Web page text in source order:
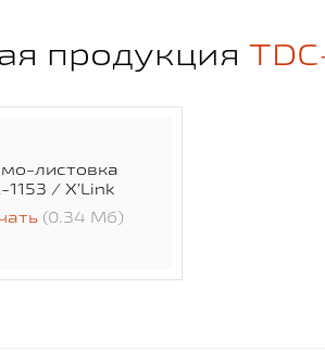
продукция
листовка
1153 / X’Link
(0.34 Мб)